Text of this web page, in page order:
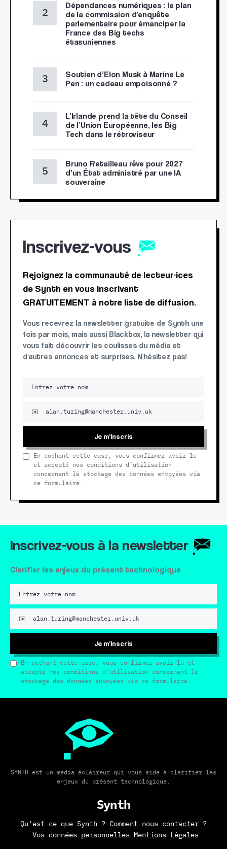
Dépendances numériques : le plan
de la commission d’enquête
parlementaire pour émanciper la
France des Big techs
étasuniennes
Soutien d’Elon Musk à Marine Le
Pen : un cadeau empoisonné ?
L’Irlande prend la tête du Conseil
de l’Union Européenne, les Big
Tech dans le rétroviseur
Bruno Retailleau rêve pour 2027
d’un État administré par une IA
souveraine
Inscrivez-vous
Rejoignez la communauté de lecteur·ices
de Synth en vous inscrivant
GRATUITEMENT à notre liste de diffusion.
Vous recevrez la newsletter gratuite de Synth une
fois par mois, mais aussi Blackbox, la newsletter qui
vous fait découvrir les coulisses du média et
d'autres annonces et surprises. N'hésitez pas!
Je m'inscris
En cochant cette case, vous confirmez avoir lu
et accepté nos conditions d’utilisation
concernant le stockage des données envoyées via
ce formulaire.
Inscrivez-vous à la newsletter
Clarifier les enjeux du présent technologique
Je m'inscris
En cochant cette case, vous confirmez avoir lu et
accepté nos conditions d’utilisation concernant le
stockage des données envoyées via ce formulaire.
SYNTH est un média éclaireur qui vous aide à clarifier les
enjeux du présent technologique.
Synth
Qu’est ce que Synth ?
Comment nous contacter ?
Vos données personnelles
Mentions Légales